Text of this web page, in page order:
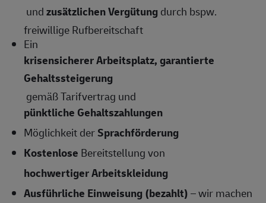
undzusätzlichen Vergütungdurch bspw.
freiwillige Rufbereitschaft
Ein
krisensicherer Arbeitsplatz, garantierte
Gehaltssteigerung
gemäß Tarifvertrag und
pünktliche Gehaltszahlungen
Möglichkeit derSprachförderung
Kostenlose Bereitstellung von
hochwertiger Arbeitskleidung
Ausführliche Einweisung (bezahlt)– wir machen